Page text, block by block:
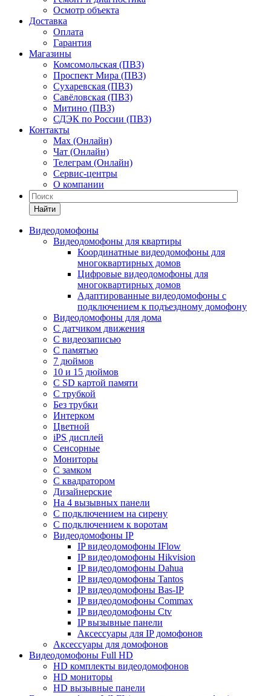
Осмотр объекта
Доставка
Оплата
Гарантия
Магазины
Комсомольская (ПВЗ)
Проспект Мира (ПВЗ)
Сухаревская (ПВЗ)
Савёловская (ПВЗ)
Митино (ПВЗ)
СДЭК по России (ПВЗ)
Контакты
Max (Онлайн)
Чат (Онлайн)
Телеграм (Онлайн)
Сервис-центры
О компании
Найти
Видеодомофоны
Видеодомофоны для квартиры
Координатные видеодомофоны для
многоквартирных домов
Цифровые видеодомофоны для
многоквартирных домов
Адаптированные видеодомофоны с
подключением к подъездному домофону
Видеодомофоны для дома
С датчиком движения
С видеозаписью
C памятью
7 дюймов
10 и 15 дюймов
С SD картой памяти
С трубкой
Без трубки
Интерком
Цветной
iPS дисплей
Сенсорные
Мониторы
С замком
C квадратором
Дизайнерские
На 4 вызывных панели
С подключением на сирену
С подключением к воротам
Видеодомофоны IP
IP видеодомофоны IFlow
IP видеодомофоны Hikvision
IP видеодомофоны Dahua
IP видеодомофоны Tantos
IP видеодомофоны Bas-IP
IP видеодомофоны Commax
IP видеодомофоны Ctv
IP вызывные панели
Аксессуары для IP домофонов
Аксессуары для домофонов
Видеодомофоны Full HD
HD комплекты видеодомофонов
HD мониторы
HD вызывные панели